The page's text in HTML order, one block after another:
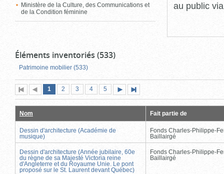
Ministère de la Culture, des Communications et
de la Condition féminine
au public
Éléments inventoriés (533)
Patrimoine mobilier (533)
Première
page
Page
précédente
Page
1 (page
actuelle)
Page
2 Page
3 Page
4 Page
5
suivante
page
Nom Fait partie de
Dessin d'architecture (Académie de
musique)
Fonds Charles-Philippe-
Baillairgé
Dessin d'architecture (Année jubilaire, 60e
du règne de sa Majesté Victoria reine
d'Angleterre et du Royaume Unie. Le pont
proposé sur le St. Laurent devant Québec)
Fonds Charles-Philippe-
Baillairgé